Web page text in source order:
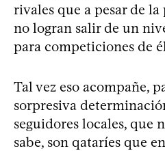
rivales que a pesar de
no logran salir de un
para competiciones de
Tal vez eso acompañe,
sorpresiva
seguidores locales, que
sabe, son qataríes que